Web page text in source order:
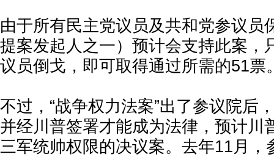
由于所有民主党议员及共和党参议员
提案发起人之一）预计会支持此案，
议员倒戈，即可取得通过所需的51票
不过，“战争权力法案”出了参议院后
并经川普签署才能成为法律，预计川
三军统帅权限的决议案。去年11月，